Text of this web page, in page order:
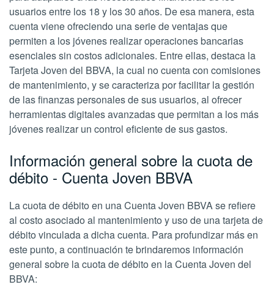
usuarios entre los 18 y los 30 años. De esa manera, esta
cuenta viene ofreciendo una serie de ventajas que
permiten a los jóvenes realizar operaciones bancarias
esenciales sin costos adicionales. Entre ellas, destaca la
Tarjeta Joven del BBVA, la cual no cuenta con comisiones
de mantenimiento, y se caracteriza por facilitar la gestión
de las finanzas personales de sus usuarios, al ofrecer
herramientas digitales avanzadas que permitan a los más
jóvenes realizar un control eficiente de sus gastos.
Información general sobre la cuota de
débito - Cuenta Joven BBVA
La cuota de débito en una Cuenta Joven BBVA se refiere
al costo asociado al mantenimiento y uso de una tarjeta de
débito vinculada a dicha cuenta. Para profundizar más en
este punto, a continuación te brindaremos información
general sobre la cuota de débito en la Cuenta Joven del
BBVA: